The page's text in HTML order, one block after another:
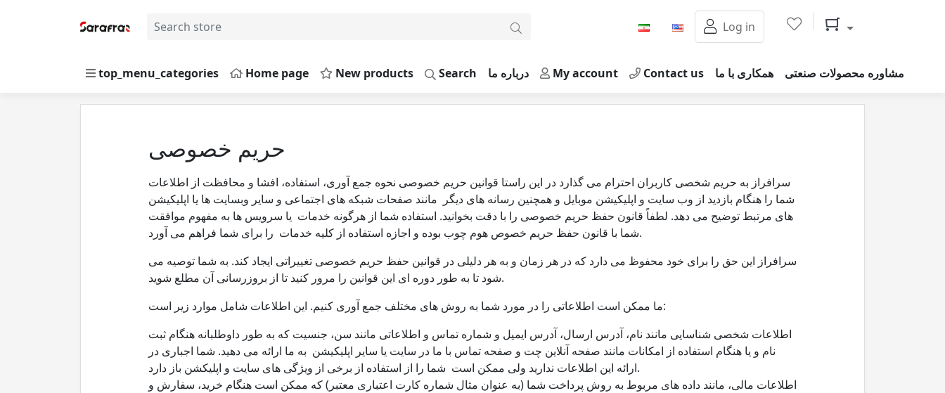
Log in Shopping cart
top_menu_categories Home page New products Search درباره ما My account Contact us همکاری با ما مشاوره محصولات صنعتی
حریم خصوصی
سرافراز به حریم شخصی کاربران احترام می گذارد در این راستا قوانین حریم خصوصی نحوه جمع آوری، استفاده، افشا و محافظت از اطلاعات
شما را هنگام بازدید از وب سایت و اپلیکیشن موبایل و همچنین رسانه های دیگر مانند صفحات شبکه های اجتماعی و سایر وبسایت ها یا اپلیکیشن
های مرتبط توضیح می دهد. لطفاً قانون حفظ حریم خصوصی را با دقت بخوانید. استفاده شما از هرگونه خدمات یا سرویس ها به مفهوم موافقت
شما با قانون حفظ حریم خصوص هوم چوب بوده و اجازه استفاده از کلیه خدمات را برای شما فراهم می آورد.
سرافراز این حق را برای خود محفوظ می دارد که در هر زمان و به هر دلیلی در قوانین حفظ حریم خصوصی تغییراتی ایجاد کند. به شما توصیه می
شود تا به طور دوره ای این قوانین را مرور کنید تا از بروزرسانی آن مطلع شوید.
ما ممکن است اطلاعاتی را در مورد شما به روش های مختلف جمع آوری کنیم. این اطلاعات شامل موارد زیر است:
اطلاعات شخصی شناسایی مانند نام، آدرس ارسال، آدرس ایمیل و شماره تماس و اطلاعاتی مانند سن، جنسیت که به طور داوطلبانه هنگام ثبت
نام و یا هنگام استفاده از امکانات مانند صفحه آنلاین چت و صفحه تماس با ما در سایت یا سایر اپلیکیشن به ما ارائه می دهید. شما اجباری در
ارائه این اطلاعات ندارید ولی ممکن است شما را از استفاده از برخی از ویژگی های سایت و اپلیکشن باز دارد.
اطلاعات مالی، مانند داده های مربوط به روش پرداخت شما (به عنوان مثال شماره کارت اعتباری معتبر) که ممکن است هنگام خرید، سفارش و